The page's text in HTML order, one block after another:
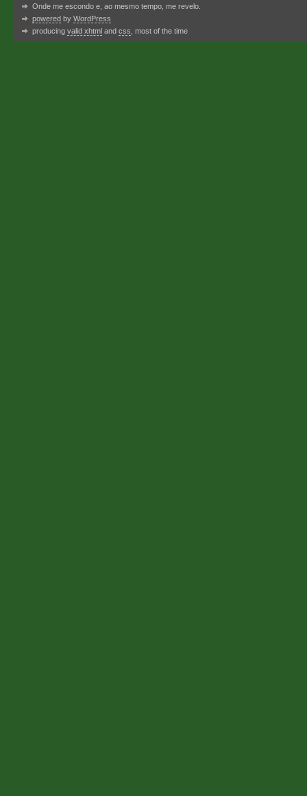
Onde me escondo e, ao mesmo tempo, me revelo.
powered by WordPress
producing valid xhtml and css , most of the time